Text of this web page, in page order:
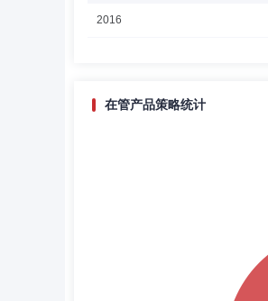
2016
在管产品策略统计